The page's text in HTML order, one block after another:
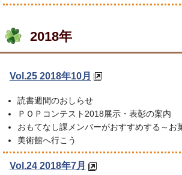
2018年
Vol.25 2018年10月
読書週間のおしらせ
ＰＯＰコンテスト2018展示・表彰の案内
おもてなし課メンバーがおすすめする～お
美術館へ行こう
Vol.24 2018年7月